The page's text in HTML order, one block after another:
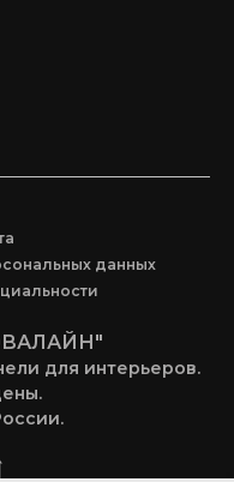
данных
для интерьеров.